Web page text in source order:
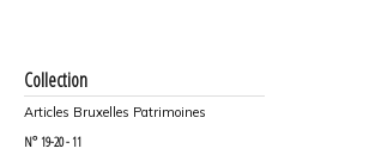
Collection
Articles Bruxelles Patrimoines
N° 19-20 - 11